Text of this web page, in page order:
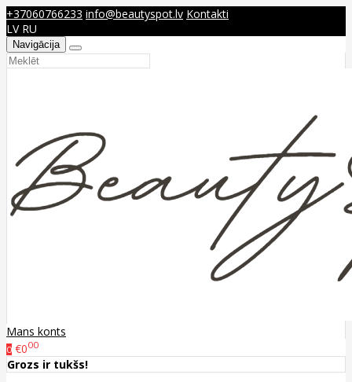
+37060766233 info@beautyspot.lv Kontakti
LV RU
Navigācija
Mans konts
0 €000
Grozs ir tukšs!